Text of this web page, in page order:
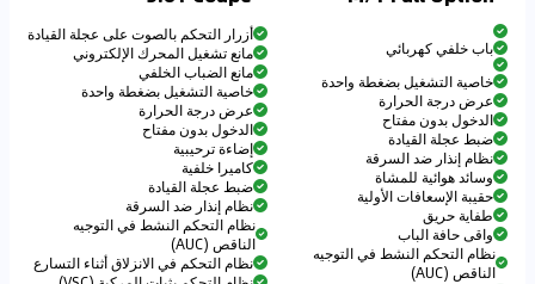
باب خلفي كهربائي
خاصية التشغيل بضغطة واحدة
عرض درجة الحرارة
الدخول بدون مفتاح
ضبط عجلة القيادة
نظام إنذار ضد السرقة
وسائد هوائية للمشاة
حقيبة الإسعافات الأولية
طفاية حريق
واقى حافة الباب
نظام التحكم النشط في التوجيه
الناقص (AUC)
أزرار التحكم بالصوت على عجلة القيادة
مانع تشغيل المحرك الإلكتروني
مانع الضباب الخلفي
خاصية التشغيل بضغطة واحدة
عرض درجة الحرارة
الدخول بدون مفتاح
إضاءة ترحيبية
كاميرا خلفية
ضبط عجلة القيادة
نظام إنذار ضد السرقة
نظام التحكم النشط في التوجيه
الناقص (AUC)
نظام التحكم في الانزلاق أثناء التسارع